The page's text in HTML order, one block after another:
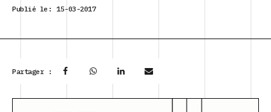
Publié le: 15-03-2017
Partager :